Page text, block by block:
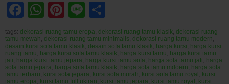
Facebook
WhatsApp
Pinterest
Line
tags: dekorasi ruang tamu eropa, dekorasi ruang tamu klasik, dekorasi ruang
tamu mewah, dekorasi ruang tamu minimalis, dekorasi ruang tamu modern,
desain kursi sofa tamu klasik, desain sofa tamu klasik, harga kursi, harga kursi
ruang tamu, harga kursi sofa tamu klasik, harga kursi tamu, harga kursi tamu
jati, harga kursi tamu jepara, harga kursi tamu sofa, harga sofa tamu jati, harga
sofa tamu jepara, harga sofa tamu klasik, harga sofa tamu mdoern, harga sofa
tamu terbaru, kursi sofa jepara, kursi sofa murah, kursi sofa tamu royal , kursi
tamu eropa, kursi tamu full ukiran, kursi tamu jepara, kursi tamu royal , kursi